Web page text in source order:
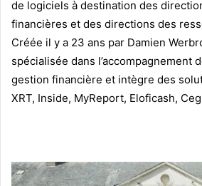
de logiciels à destination des
financières et des directions des
Créée il y a 23 ans par Damien
spécialisée dans l’accompagnement
gestion financière et intègre des
XRT, Inside, MyReport, Eloficash,